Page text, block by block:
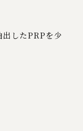
出したPRPを少